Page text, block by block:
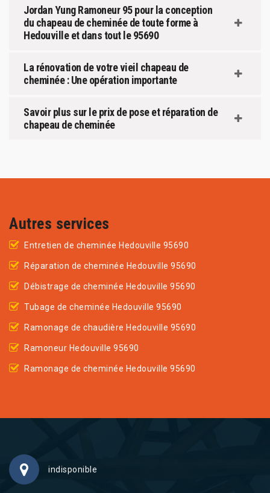
Jordan Yung Ramoneur 95 pour la conception
du chapeau de cheminée de toute forme à
Hedouville et dans tout le 95690
La rénovation de votre vieil chapeau de
cheminée : Une opération importante
Savoir plus sur le prix de pose et réparation de
chapeau de cheminée
Autres services
Entretien de cheminée Hedouville 95690
Réparation de cheminée Hedouville 95690
Débistrage de cheminée Hedouville 95690
Tubage de cheminée Hedouville 95690
Ramonage de chaudière Hedouville 95690
Ramoneur Hedouville 95690
Ramonage de cheminée Hedouville 95690
indisponible